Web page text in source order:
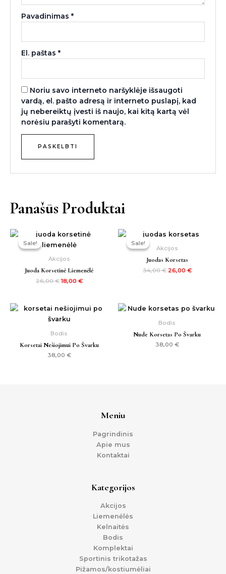
Pavadinimas*
El. paštas*
Noriu savo interneto naršyklėje išsaugoti
vardą, el. pašto adresą ir interneto puslapį, kad
jų nebereiktų įvesti iš naujo, kai kitą kartą vėl
norėsiu parašyti komentarą.
Panašūs Produktai
Sale!
Sale!
Akcijos
Juoda Korsetinė Liemenėlė
26,00€
Original
price
was:
18,00 €
Current
price
Sale!
Sale!
Akcijos
Juodas Korsetas
34,00€
Original
price
was:
34,00 €.
26,00 €
Current
price
Bodis
Korsetai Nešiojimui Po Švarku
38,00 €
Bodis
Nude Korsetas Po Švarku
38,00 €
Meniu
Pagrindinis
Apie mus
Kontaktai
Kategorijos
Akcijos
Liemenėlės
Kelnaitės
Bodis
Komplektai
Sportinis trikotažas
Pižamos/kostiumėliai